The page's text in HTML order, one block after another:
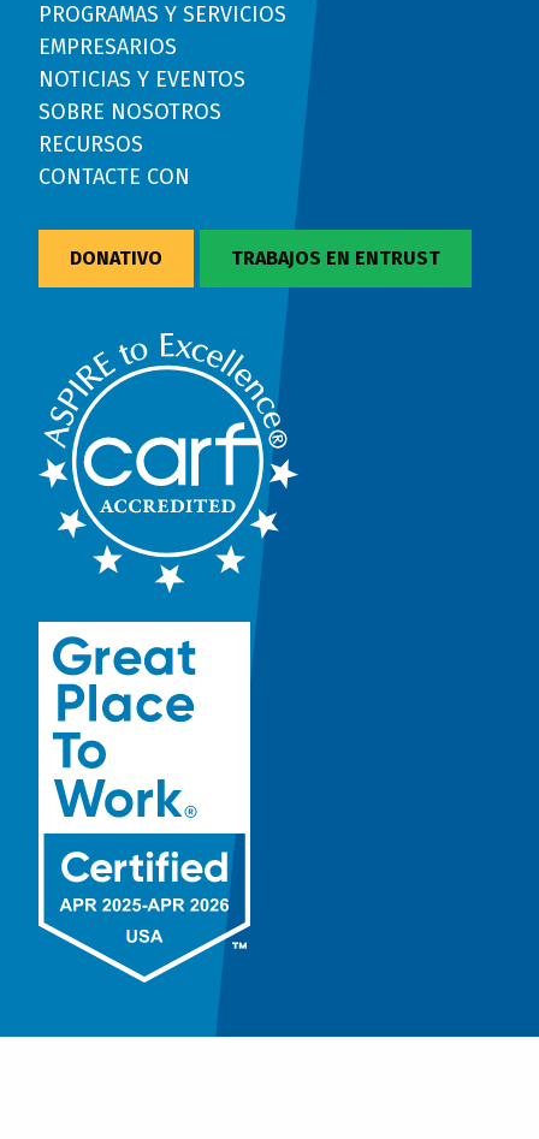
PROGRAMAS Y SERVICIOS
EMPRESARIOS
NOTICIAS Y EVENTOS
SOBRE NOSOTROS
RECURSOS
CONTACTE CON
DONATIVO TRABAJOS EN ENTRUST